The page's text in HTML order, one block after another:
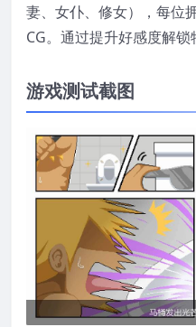
妻、女仆、修女），每位
CG。通过提升好感度解锁
游戏测试截图